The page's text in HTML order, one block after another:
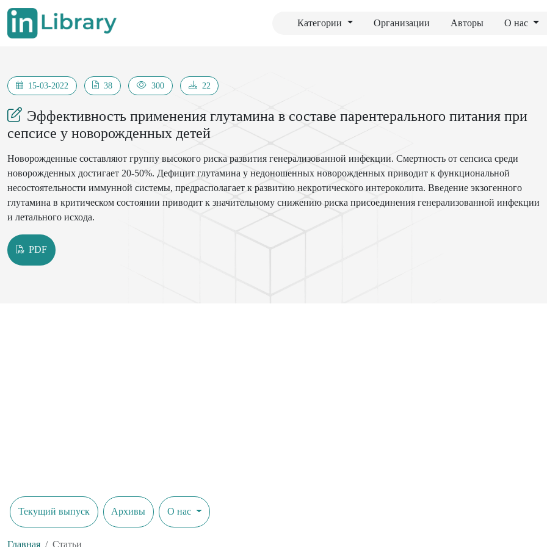
Категории Организации Авторы О нас
15-03-2022 38 300 22
Эффективность применения глутамина в составе парентерального питания при
сепсисе у новорожденных детей
Новорожденные составляют группу высокого риска развития генерализованной инфекции. Смертность от сепсиса среди
новорожденных достигает 20-50%. Дефицит глутамина у недоношенных новорожденных приводит к функциональной
несостоятельности иммунной системы, предрасполагает к развитию некротического интероколита. Введение экзогенного
глутамина в критическом состоянии приводит к значительному снижению риска присоединения генерализованной инфекции
и летального исхода.
PDF
Текущий выпуск Архивы О нас
Главная Статьи